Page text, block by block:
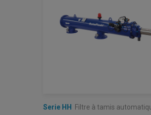
Serie HH
Filtre à tamis